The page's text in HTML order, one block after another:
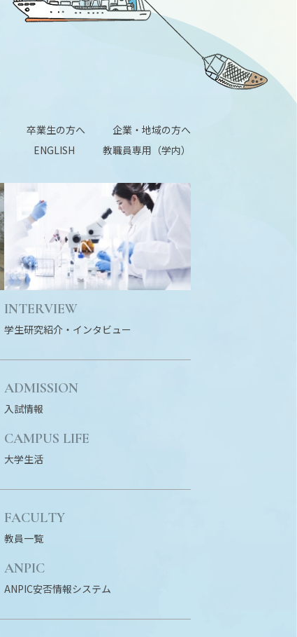
卒業生の方へ
企業・地域の方へ
ENGLISH
教職員専用（学内）
INTERVIEW
学生研究紹介・ インタビュー
ADMISSION
入試情報
CAMPUS LIFE
大学生活
FACULTY
教員一覧
ANPIC
ANPIC安否情報システム